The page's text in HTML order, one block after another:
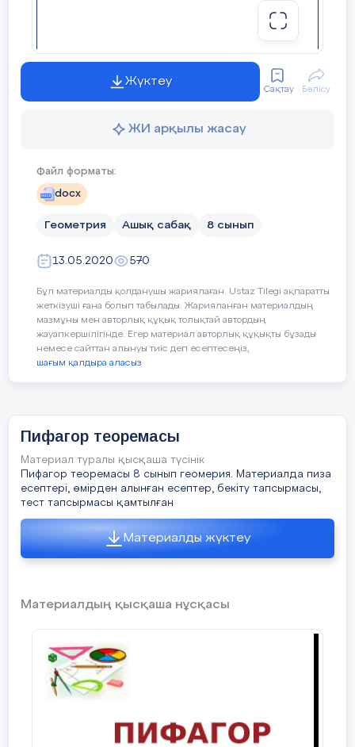
Бүгінгі сабақтағы
Жүктеу
Сақтау Бөлісу
ЖИ арқылы жасау
Файл форматы:
docx
Геометрия Ашық сабақ 8 сынып
13.05.2020 570
Бұл материалды қолданушы жариялаған. Ustaz Tilegi ақпаратты
жеткізуші ғана болып табылады. Жарияланған материалдың
мазмұны мен авторлық құқық толықтай автордың
жауапкершілігінде. Егер материал авторлық құқықты бұзады
немесе сайттан алынуы тиіс деп есептесеңіз,
шағым қалдыра аласыз
Пифагор теоремасы
Материал туралы қысқаша түсінік
Пифагор теоремасы 8 сынып геомерия. Материалда пиза
есептері, өмірден алынған есептер, бекіту тапсырмасы,
тест тапсырмасы қамтылған
Материалды жүктеу
Материалдың қысқаша нұсқасы